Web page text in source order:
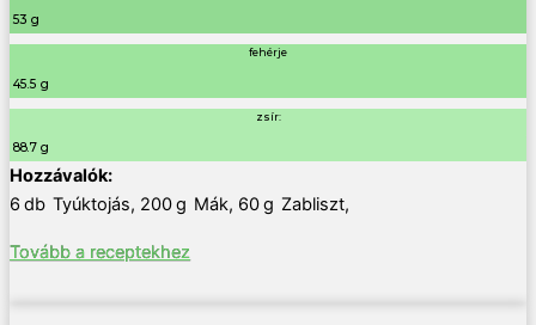
53 g
fehérje
45.5 g
zsír:
88.7 g
6 db Tyúktojás, 200g Mák, 60g Zabliszt,
Tovább a receptekhez